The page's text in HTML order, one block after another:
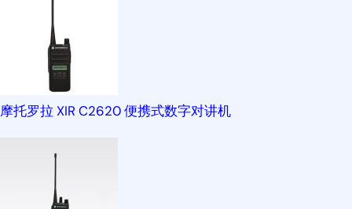
摩托罗拉 XIR C2620 便携式数字对讲机